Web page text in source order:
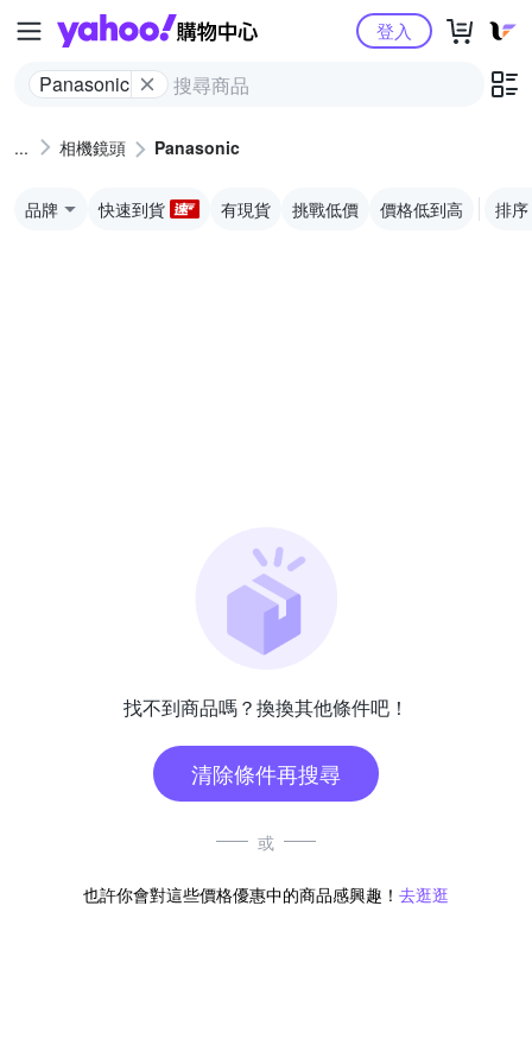
Yahoo購物中心
Panasonic
登入
相機鏡頭 Panasonic
品牌 快速到貨 有現貨 挑戰低價 價格低到高 排序
找不到商品嗎？換換其他條件吧！
清除條件再搜尋
或
也許你會對這些價格優惠中的商品感興趣！ 去逛逛